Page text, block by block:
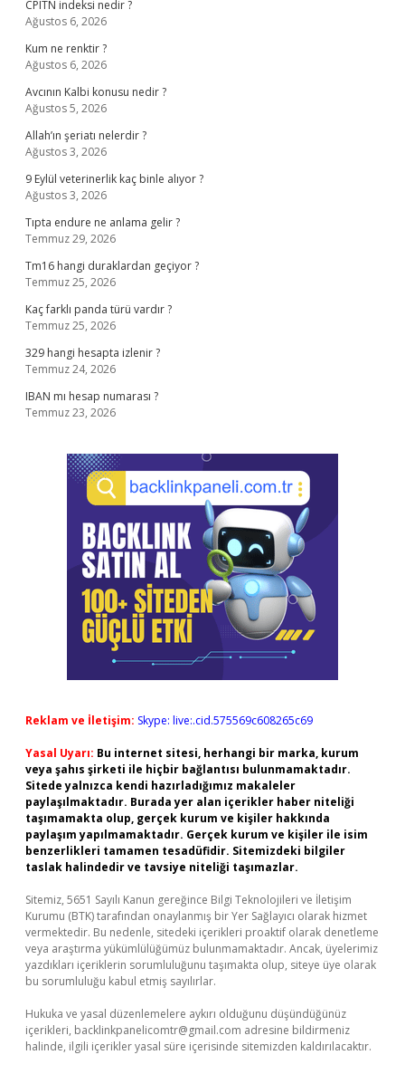
CPITN indeksi nedir ?
Ağustos 6, 2026
Kum ne renktir ?
Ağustos 6, 2026
Avcının Kalbi konusu nedir ?
Ağustos 5, 2026
Allah’ın şeriatı nelerdir ?
Ağustos 3, 2026
9 Eylül veterinerlik kaç binle alıyor ?
Ağustos 3, 2026
Tıpta endure ne anlama gelir ?
Temmuz 29, 2026
Tm16 hangi duraklardan geçiyor ?
Temmuz 25, 2026
Kaç farklı panda türü vardır ?
Temmuz 25, 2026
329 hangi hesapta izlenir ?
Temmuz 24, 2026
IBAN mı hesap numarası ?
Temmuz 23, 2026
Reklam ve İletişim: Skype: live:.cid.575569c608265c69
Yasal Uyarı: Bu internet sitesi, herhangi bir marka, kurum
veya şahıs şirketi ile hiçbir bağlantısı bulunmamaktadır.
Sitede yalnızca kendi hazırladığımız makaleler
paylaşılmaktadır. Burada yer alan içerikler haber niteliği
taşımamakta olup, gerçek kurum ve kişiler hakkında
paylaşım yapılmamaktadır. Gerçek kurum ve kişiler ile isim
benzerlikleri tamamen tesadüfidir. Sitemizdeki bilgiler
taslak halindedir ve tavsiye niteliği taşımazlar.
Sitemiz, 5651 Sayılı Kanun gereğince Bilgi Teknolojileri ve İletişim
Kurumu (BTK) tarafından onaylanmış bir Yer Sağlayıcı olarak hizmet
vermektedir. Bu nedenle, sitedeki içerikleri proaktif olarak denetleme
veya araştırma yükümlülüğümüz bulunmamaktadır. Ancak, üyelerimiz
yazdıkları içeriklerin sorumluluğunu taşımakta olup, siteye üye olarak
bu sorumluluğu kabul etmiş sayılırlar.
Hukuka ve yasal düzenlemelere aykırı olduğunu düşündüğünüz
içerikleri, backlinkpanelicomtr@gmail.com adresine bildirmeniz
halinde, ilgili içerikler yasal süre içerisinde sitemizden kaldırılacaktır.